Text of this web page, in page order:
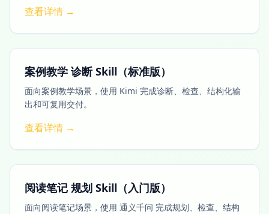
查看详情 →
案例教学 诊断 Skill（标准版）
面向案例教学场景，使用 Kimi 完成诊断、检查、结构化输
出和可复用交付。
查看详情 →
阅读笔记 规划 Skill（入门版）
面向阅读笔记场景，使用 通义千问 完成规划、检查、结构